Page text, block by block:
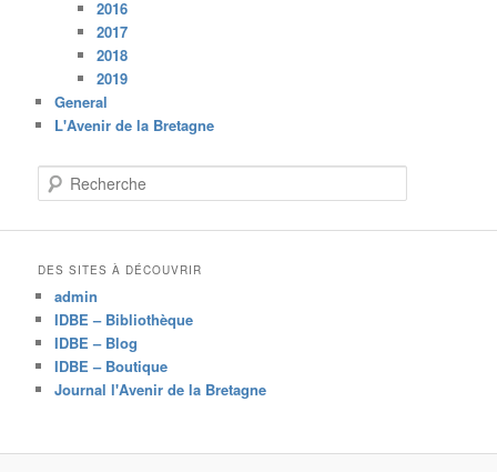
2016
2017
2018
2019
General
L'Avenir de la Bretagne
e
c
h
e
DES SITES À DÉCOUVRIR
admin
IDBE – Bibliothèque
IDBE – Blog
IDBE – Boutique
Journal l'Avenir de la Bretagne